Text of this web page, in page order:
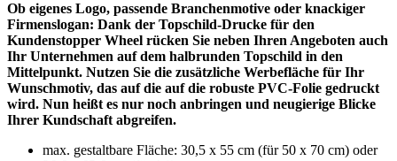
Ob eigenes Logo, passende Branchenmotive oder knackiger
Firmenslogan: Dank der Topschild-Drucke für den
Kundenstopper Wheel rücken Sie neben Ihren Angeboten auch
Ihr Unternehmen auf dem halbrunden Topschild in den
Mittelpunkt. Nutzen Sie die zusätzliche Werbefläche für Ihr
Wunschmotiv, das auf die auf die robuste PVC-Folie gedruckt
wird. Nun heißt es nur noch anbringen und neugierige Blicke
Ihrer Kundschaft abgreifen.
max. gestaltbare Fläche: 30,5 x 55 cm (für 50 x 70 cm) oder